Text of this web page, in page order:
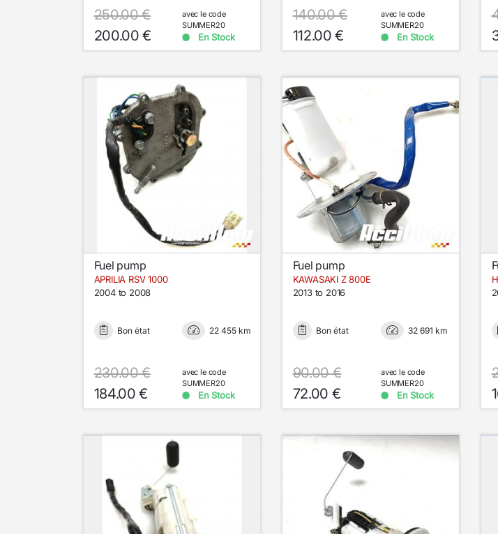
250.00 €
200.00 €
avec le code
SUMMER20
En Stock
140.00 €
112.00 €
avec le code
SUMMER20
En Stock
Fuel pump
APRILIA RSV 1000
2004 to 2008
Bon état 22 455 km
230.00 €
184.00 €
avec le code
SUMMER20
En Stock
Fuel pump
KAWASAKI Z 800E
2013 to 2016
Bon état 32 691 km
90.00 €
72.00 €
avec le code
SUMMER20
En Stock